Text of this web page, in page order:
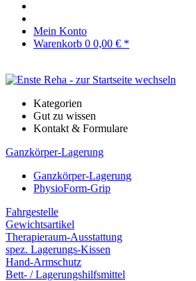
Mein Konto
Warenkorb 0 0,00 € *
Kategorien
Gut zu wissen
Kontakt & Formulare
Ganzkörper-Lagerung
Ganzkörper-Lagerung
PhysioForm-Grip
Fahrgestelle
Gewichtsartikel
Therapieraum-Ausstattung
spez. Lagerungs-Kissen
Hand-Armschutz
Bett- / Lagerungshilfsmittel